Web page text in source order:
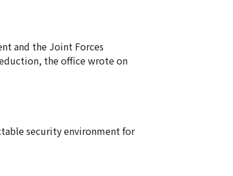
and the Joint Forces
the office wrote on
security environment for